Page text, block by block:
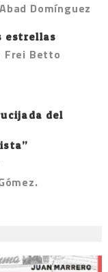
Domínguez
estrellas
Frei Betto
del